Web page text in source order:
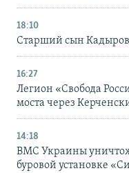
18:10
Старший сын
16:27
Легион «Свобода
моста через
14:18
ВМС Украины
буровой установке